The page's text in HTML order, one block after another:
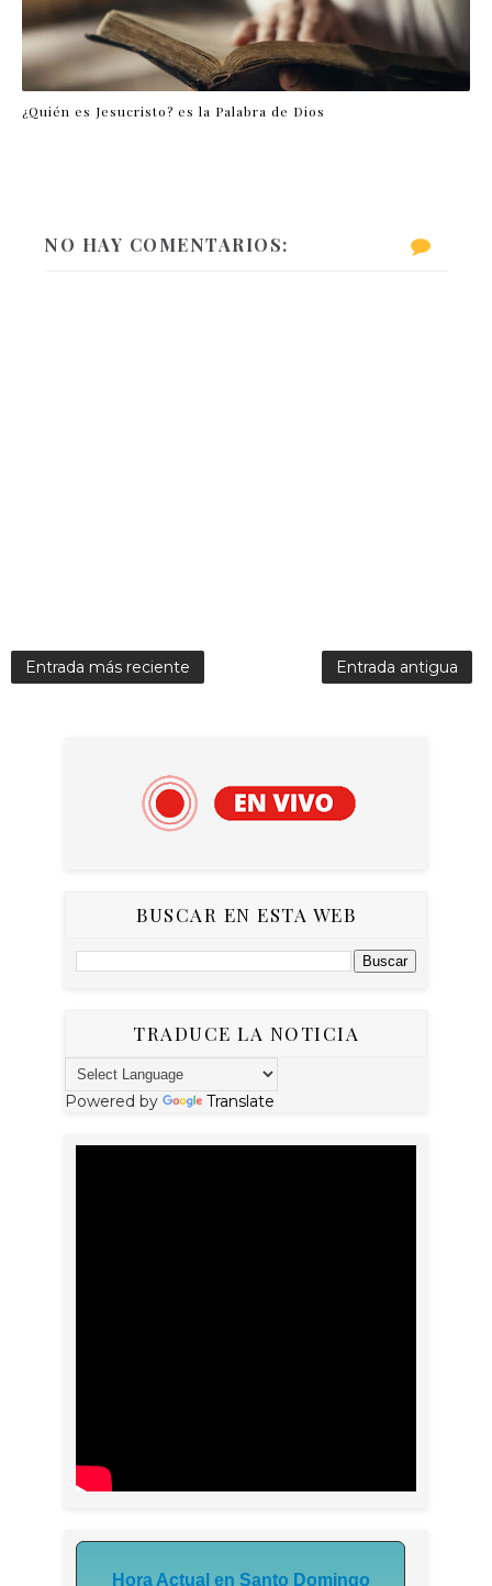
¿Quién es Jesucristo? es la Palabra de Dios
NO HAY COMENTARIOS:
Entrada más reciente Entrada antigua
BUSCAR EN ESTA WEB
TRADUCE LA NOTICIA
Powered by Translate
Hora Actual en Santo Domingo